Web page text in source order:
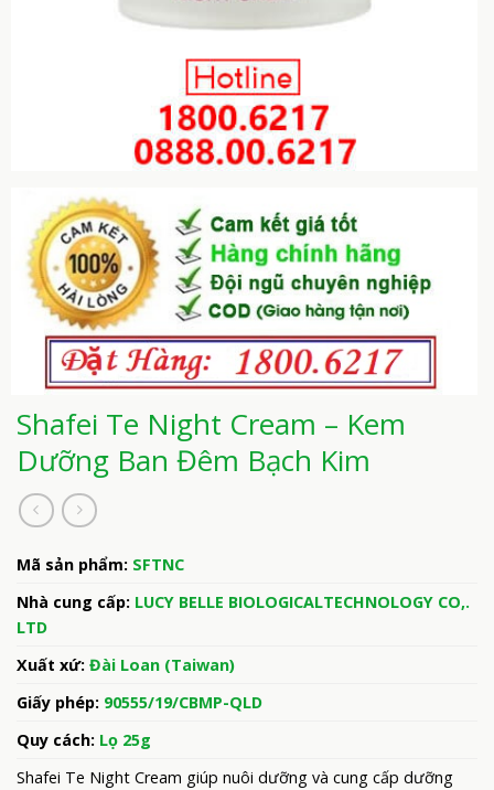
Shafei Te Night Cream – Kem
Dưỡng Ban Đêm Bạch Kim
Mã sản phẩm: SFTNC
Nhà cung cấp: LUCY BELLE BIOLOGICALTECHNOLOGY CO,.
LTD
Xuất xứ: Đài Loan (Taiwan)
Giấy phép: 90555/19/CBMP-QLD
Quy cách: Lọ 25g
Shafei Te Night Cream giúp nuôi dưỡng và cung cấp dưỡng